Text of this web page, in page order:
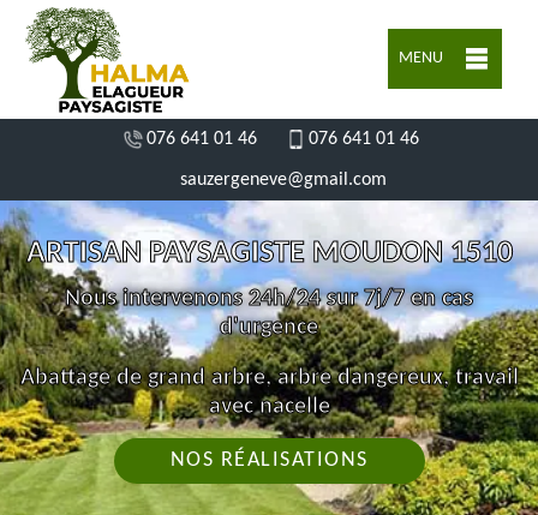
MENU
076 641 01 46 076 641 01 46
sauzergeneve@gmail.com
ARTISAN PAYSAGISTE MOUDON 1510
Nous intervenons 24h/24 sur 7j/7 en cas
d'urgence
Abattage de grand arbre, arbre dangereux, travail
avec nacelle
NOS RÉALISATIONS